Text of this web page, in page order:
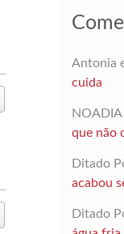
de
Antonia
cuida
que não
Ditado
acabou
Ditado